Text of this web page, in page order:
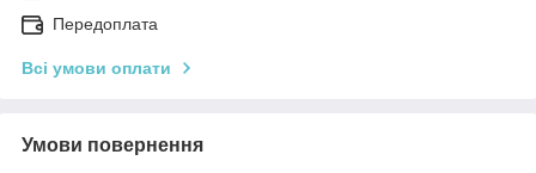
Передоплата
Всі умови оплати
Умови повернення